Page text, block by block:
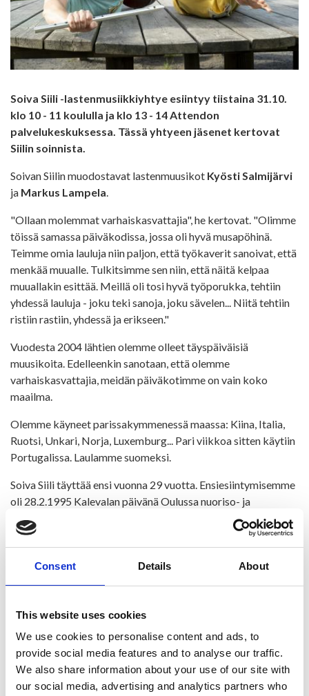
Consent Details About
This website uses cookies
We use cookies to personalise content and ads, to
provide social media features and to analyse our traffic.
We also share information about your use of our site with
our social media, advertising and analytics partners who
Soiva Siili -lastenmusiikkiyhtye esiintyy tiistaina 31.10.
klo 10 - 11 koululla ja klo 13 - 14 Attendon
palvelukeskuksessa. Tässä yhtyeen jäsenet kertovat
Siilin soinnista.
Soivan Siilin muodostavat lastenmuusikot Kyösti Salmijärvi
ja Markus Lampela.
"Ollaan molemmat varhaiskasvattajia", he kertovat. "Olimme
töissä samassa päiväkodissa, jossa oli hyvä musapöhinä.
Teimme omia lauluja niin paljon, että työkaverit sanoivat, että
menkää muualle. Tulkitsimme sen niin, että näitä kelpaa
muuallakin esittää. Meillä oli tosi hyvä työporukka, tehtiin
yhdessä lauluja - joku teki sanoja, joku sävelen... Niitä tehtiin
ristiin rastiin, yhdessä ja erikseen."
Vuodesta 2004 lähtien olemme olleet täyspäiväisiä
muusikoita. Edelleenkin sanotaan, että olemme
varhaiskasvattajia, meidän päiväkotimme on vain koko
maailma.
Olemme käyneet parissakymmenessä maassa: Kiina, Italia,
Ruotsi, Unkari, Norja, Luxemburg... Pari viikkoa sitten käytiin
Portugalissa. Laulamme suomeksi.
Soiva Siili täyttää ensi vuonna 29 vuotta. Ensiesiintymisemme
oli 28.2.1995 Kalevalan päivänä Oulussa nuoriso- ja
kulttuuritalo Nukussa 1995. Nuku on nykyään Valve, ja Siilillä
on siellä pesä (toimisto) vuodesta 2007 lähtien.